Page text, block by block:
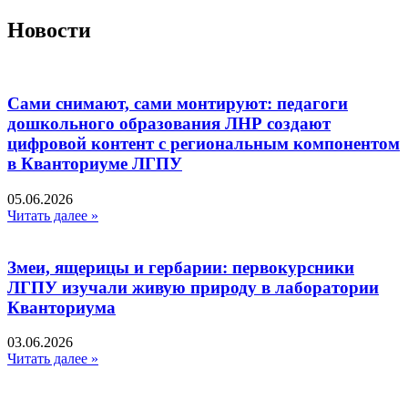
Новости
Сами снимают, сами монтируют: педагоги
дошкольного образования ЛНР создают
цифровой контент с региональным компонентом
в Кванториуме ЛГПУ​
05.06.2026
Читать далее »
Змеи, ящерицы и гербарии: первокурсники
ЛГПУ изучали живую природу в лаборатории
Кванториума
03.06.2026
Читать далее »